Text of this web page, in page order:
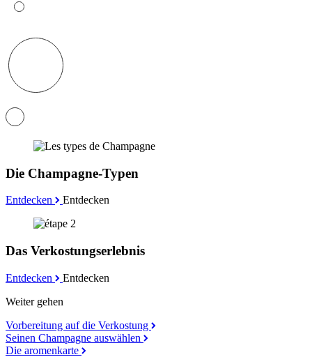
Die Champagne-Typen
Entdecken Entdecken
Das Verkostungserlebnis
Entdecken
Entdecken
Weiter gehen
Vorbereitung auf die Verkostung
Seinen Champagne auswählen
Die aromenkarte